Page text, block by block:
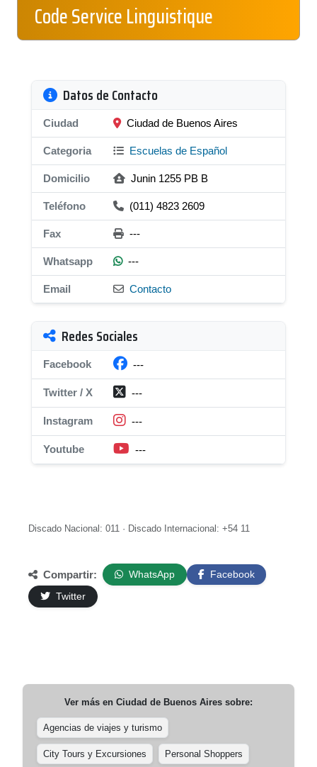
Code Service Linguistique
Datos de Contacto
Ciudad Ciudad de Buenos Aires
Categoria Escuelas de Español
Domicilio Junin 1255 PB B
Teléfono (011) 4823 2609
Fax ---
Whatsapp ---
Email Contacto
Redes Sociales
Facebook ---
Twitter / X ---
Instagram ---
Youtube ---
Discado Nacional: 011 · Discado Internacional: +54 11
Compartir: WhatsApp
Facebook
Twitter
Ver más en Ciudad de Buenos Aires sobre:
Agencias de viajes y turismo
City Tours y Excursiones Personal Shoppers